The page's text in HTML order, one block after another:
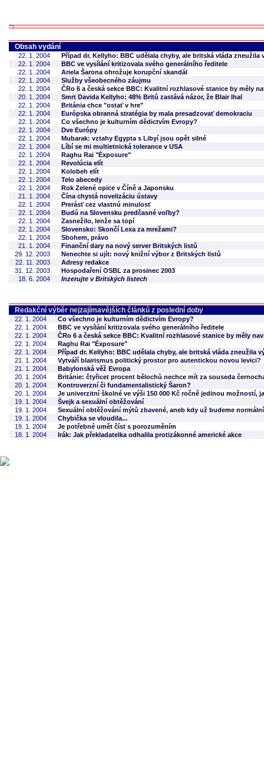
Obsah vydání
22. 1. 2004
Případ dr. Kellyho: BBC udělala chyby, ale britská vláda
22. 1. 2004
BBC ve vysílání kritizovala svého generálního ředitele
22. 1. 2004
Ariela Šarona ohrožuje korupční skandál
22. 1. 2004
Služby všeobecného záujmu
22. 1. 2004
ČRo 6 a česká sekce BBC: Kvalitní rozhlasové stanice by měly
20. 1. 2004
Smrt Davida Kellyho: 48% Britů zastává názor, že Blair lhal
22. 1. 2004
Británia chce "ostať v hre"
22. 1. 2004
Európska obranná stratégia by mala presadzovať demokraciu
22. 1. 2004
Co všechno je kulturním dědictvím Evropy?
22. 1. 2004
Dve Európy
22. 1. 2004
Mubarak: vztahy Egypta s Libyí jsou opět silné
22. 1. 2004
Líbí se mi multietnická tolerance v USA
22. 1. 2004
Raghu Rai "Éxposure"
22. 1. 2004
Revolúcia elít
22. 1. 2004
Kolobeh elít
22. 1. 2004
Telo abecedy
22. 1. 2004
Rok Zelené opice v Číně a Japonsku
21. 1. 2004
Čína chystá novelizáciu ústavy
22. 1. 2004
Prerásť cez vlastnú minulosť
22. 1. 2004
Budú na Slovensku predčasné voľby?
22. 1. 2004
Zasnežilo, lenže sa topí
22. 1. 2004
Slovensko: Skončí Lexa za mrežami?
22. 1. 2004
Sbohem, právo
21. 1. 2004
Finanční dary na nový server Britských listů
29. 12. 2003
Nenechte si ujít: nový knižní výbor z Britských listů
22. 11. 2003
Adresy redakce
31. 12. 2003
Hospodaření OSBL za prosinec 2003
18. 6. 2004
Inzerujte v Britských listech
Redakční výběr nejzajímavějších článků z poslední doby
22. 1. 2004
Co všechno je kulturním dědictvím Evropy?
22. 1. 2004
BBC ve vysílání kritizovala svého generálního ředitele
22. 1. 2004
ČRo 6 a česká sekce BBC: Kvalitní rozhlasové stanice by měly
22. 1. 2004
Raghu Rai "Éxposure"
22. 1. 2004
Případ dr. Kellyho: BBC udělala chyby, ale britská vláda zneužila
21. 1. 2004
Vytváří blairismus politický prostor pro autentickou novou levici?
21. 1. 2004
Babylonská věž Evropa
20. 1. 2004
Británie: čtyřicet procent bělochů nechce mít za souseda
20. 1. 2004
Kontroverzní či fundamentalistický Šaron?
20. 1. 2004
Je univerzitní školné ve výši 150 000 Kč ročně jedinou možností,
19. 1. 2004
Švejk a sexuální obtěžování
19. 1. 2004
Sexuální obtěžování mýtů zbavené, aneb kdy už budeme
19. 1. 2004
Chybička se vloudila...
19. 1. 2004
Je potřebné umět číst s porozuměním
18. 1. 2004
Irák: Jak překladatelka odhalila protizákonné americké akce